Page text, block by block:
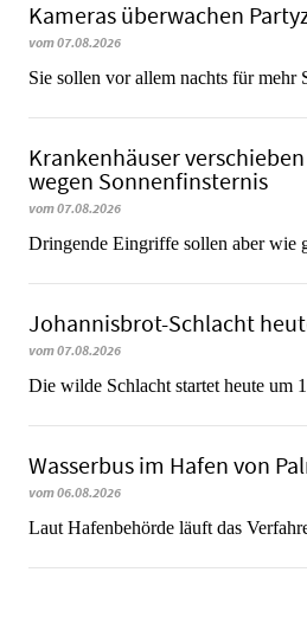
Kameras überwachen
vom 07.08.2026
Sie sollen vor allem nachts für mehr
Krankenhäuser
wegen Sonnenfinsternis
vom 07.08.2026
Dringende Eingriffe sollen aber wie
Johannisbrot-Schlacht
vom 07.08.2026
Die wilde Schlacht startet heute um
Wasserbus im Hafen von
vom 06.08.2026
Laut Hafenbehörde läuft das